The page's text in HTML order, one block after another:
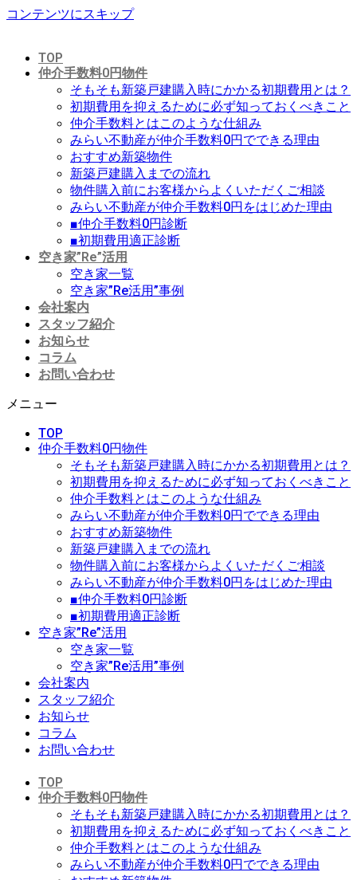
コンテンツにスキップ
TOP
仲介手数料0円物件
そもそも新築戸建購入時にかかる初期費用とは？
初期費用を抑えるために必ず知っておくべきこと
仲介手数料とはこのような仕組み
みらい不動産が仲介手数料0円でできる理由
おすすめ新築物件
新築戸建購入までの流れ
物件購入前にお客様からよくいただくご相談
みらい不動産が仲介手数料0円をはじめた理由
■仲介手数料0円診断
■初期費用適正診断
空き家”Re”活用
空き家一覧
空き家”Re活用”事例
会社案内
スタッフ紹介
お知らせ
コラム
お問い合わせ
メニュー
TOP
仲介手数料0円物件
そもそも新築戸建購入時にかかる初期費用とは？
初期費用を抑えるために必ず知っておくべきこと
仲介手数料とはこのような仕組み
みらい不動産が仲介手数料0円でできる理由
おすすめ新築物件
新築戸建購入までの流れ
物件購入前にお客様からよくいただくご相談
みらい不動産が仲介手数料0円をはじめた理由
■仲介手数料0円診断
■初期費用適正診断
空き家”Re”活用
空き家一覧
空き家”Re活用”事例
会社案内
スタッフ紹介
お知らせ
コラム
お問い合わせ
TOP
仲介手数料0円物件
そもそも新築戸建購入時にかかる初期費用とは？
初期費用を抑えるために必ず知っておくべきこと
仲介手数料とはこのような仕組み
みらい不動産が仲介手数料0円でできる理由